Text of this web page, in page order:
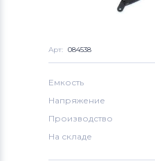
Арт: 084538
Емкость
Напряжение
Производство
На складе